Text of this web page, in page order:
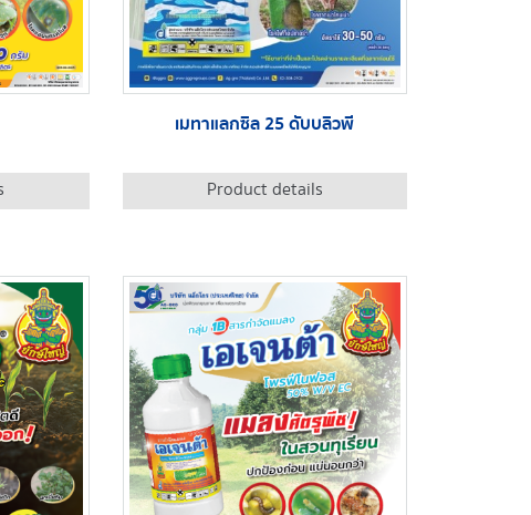
เมทาแลกซิล 25 ดับบลิวพี
Product details